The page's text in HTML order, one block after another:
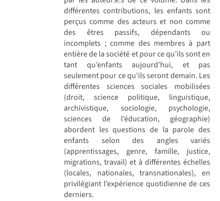
différentes contributions, les enfants sont
perçus comme des acteurs et non comme
des êtres passifs, dépendants ou
incomplets ; comme des membres à part
entière de la société et pour ce qu’ils sont en
tant qu’enfants aujourd’hui, et pas
seulement pour ce qu’ils seront demain. Les
différentes sciences sociales mobilisées
(droit, science politique, linguistique,
archivistique, sociologie, psychologie,
sciences de l’éducation, géographie)
abordent les questions de la parole des
enfants selon des angles variés
(apprentissages, genre, famille, justice,
migrations, travail) et à différentes échelles
(locales, nationales, transnationales), en
privilégiant l’expérience quotidienne de ces
derniers.